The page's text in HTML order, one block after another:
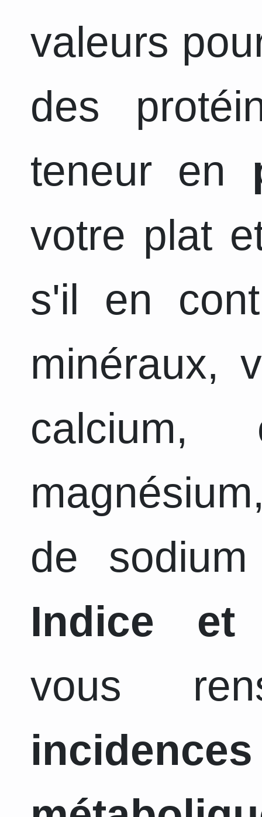
valeurs
des
teneur en
votre plat
s'il en
minéraux,
calcium,
de
Indice et
vous